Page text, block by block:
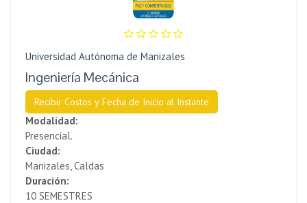
Universidad Autónoma de Manizales
Ingeniería Mecánica
Recibir Costos y Fecha de Inicio al Instante
Modalidad:
Presencial.
Ciudad:
Manizales, Caldas
Duración:
10 SEMESTRES